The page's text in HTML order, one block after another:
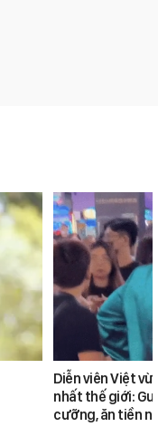
Diễn viên Việt
nhất thế giới:
cưỡng, ăn tiền